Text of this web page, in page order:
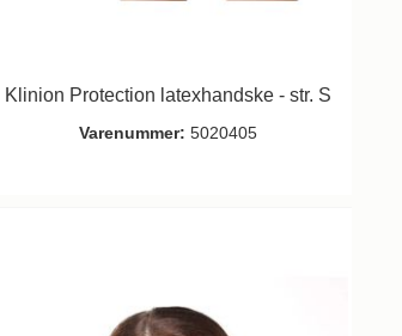
Klinion Protection latexhandske - str. S
Varenummer: 5020405